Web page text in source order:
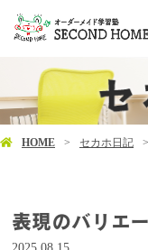
HOME セカホ日記
表現のバリエ